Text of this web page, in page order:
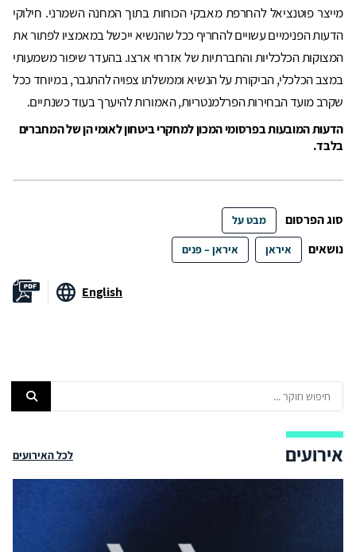
מייצר פוטנציאל להחרפת מאבקי הכוחות בתוך המחנה השמרני. חילוקי
הדעות הפנימיים עשויים להחריף ככל שהנשיא ייכשל במאמציו לפתור את
המצוקות הכלכליות והחברתיות של אזרחי ארצו. בהעדר שיפור משמעותי
במצב הכלכלי, הביקורת על הנשיא וממשלתו צפויה להתגבר, במיוחד ככל
שקרב מועד הבחירות הפרלמנטריות, האמורות להיערך בעוד כשנתיים.
הדעות המובעות בפרסומי המכון למחקרי ביטחון לאומי הן של המחברים
בלבד.
סוג הפרסום מבט על
נושאים איראן איראן – פנים
English
אירועים לכל האירועים